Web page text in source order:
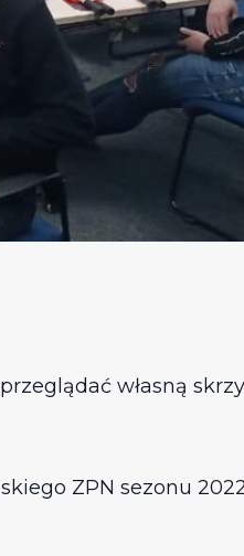
własną
ZPN sezonu